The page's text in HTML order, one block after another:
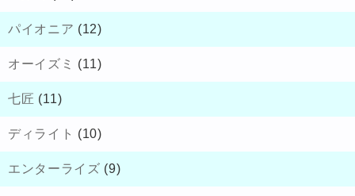
パイオニア (12)
オーイズミ (11)
七匠 (11)
ディライト (10)
エンターライズ (9)